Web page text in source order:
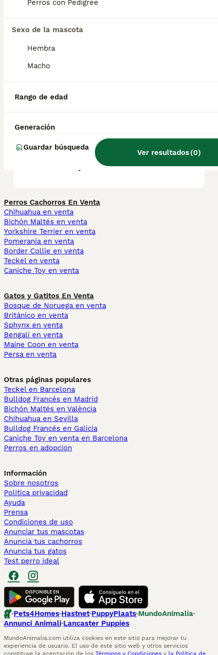
Perros con Pedigree
Sexo de la mascota
Hembra
Macho
Rango de edad
Generación
Guardar búsqueda
Ver resultados(0)
¿Qué tan raros son los
terriers de Sealyham?
¿Cuál es la raza de terrier
más tranquila?
Perros Cachorros En Venta
Chihuahua en venta
Bichón Maltés en venta
Yorkshire Terrier en venta
Pomerania en venta
Border Collie en venta
Teckel en venta
Caniche Toy en venta
Gatos y Gatitos En Venta
Bosque de Noruega en venta
Británico en venta
Sphynx en venta
Bengalí en venta
Maine Coon en venta
Persa en venta
Otras páginas populares
Teckel en Barcelona
Bulldog Francés en Madrid
Bichón Maltés en València
Chihuahua en Sevilla
Bulldog Francés en Galicia
Caniche Toy en venta en Barcelona
Perros en adopcion
Información
Sobre nosotros
Politica privacidad
Ayuda
Prensa
Condiciones de uso
Anunciar tus mascotas
Anuncia tus cachorros
Anuncia tus gatos
Test perro ideal
Pets4Homes Hastnet PuppyPlaats MundoAnimalia
Annunci Animali Lancaster Puppies
MundoAnimalia.com utiliza cookies en este sitio para mejorar tu
experiencia de usuario. El uso de este sitio web y otros servicios